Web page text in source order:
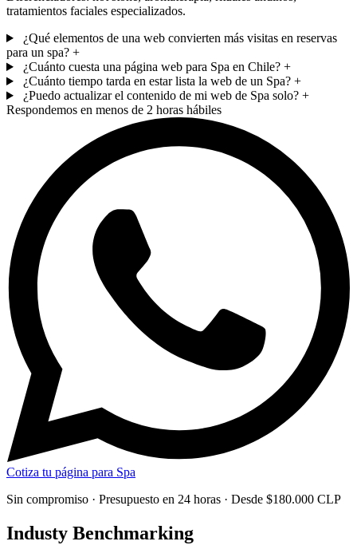
tratamientos faciales especializados.
¿Qué elementos de una web convierten más visitas en reservas
para un spa? +
¿Cuánto cuesta una página web para Spa en Chile? +
¿Cuánto tiempo tarda en estar lista la web de un Spa? +
¿Puedo actualizar el contenido de mi web de Spa solo? +
Respondemos en menos de 2 horas hábiles
Cotiza tu página para Spa
Sin compromiso · Presupuesto en 24 horas · Desde $180.000 CLP
Industy Benchmarking